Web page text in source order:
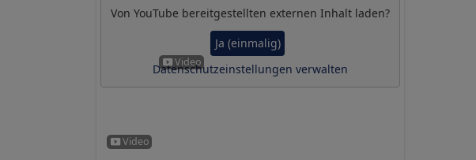
Von YouTube bereitgestellten externen Inhalt laden?
Ja (einmalig)
Datenschutzeinstellungen verwalten